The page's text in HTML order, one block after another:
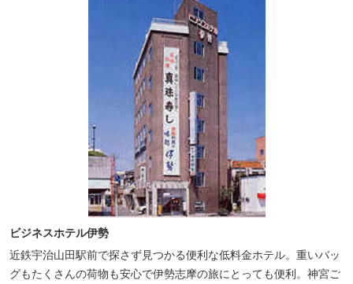
ビジネスホテル伊勢
近鉄宇治山田駅前で探さず見つかる便利な低料金ホテル。重いバッ
グもたくさんの荷物も安心で伊勢志摩の旅にとっても便利。神宮ご